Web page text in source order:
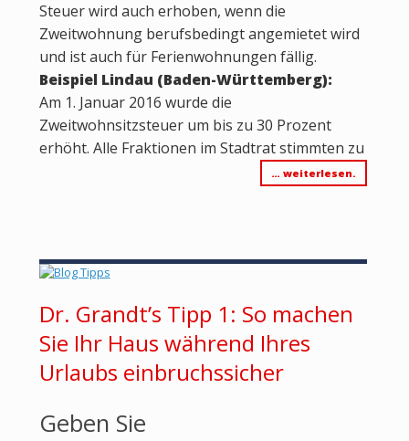
Steuer wird auch erhoben, wenn die
Zweitwohnung berufsbedingt angemietet wird
und ist auch für Ferienwohnungen fällig.
Beispiel Lindau (Baden-Württemberg):
Am 1. Januar 2016 wurde die
Zweitwohnsitzsteuer um bis zu 30 Prozent
erhöht. Alle Fraktionen im Stadtrat stimmten zu
… weiterlesen.
Dr. Grandt’s Tipp 1: So machen
Sie Ihr Haus während Ihres
Urlaubs einbruchssicher
Geben Sie